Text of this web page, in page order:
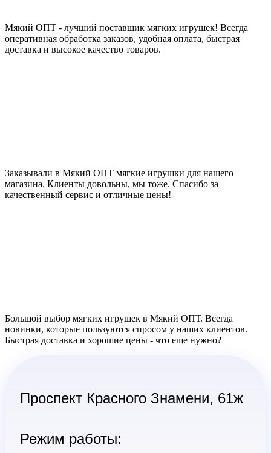
Мякий ОПТ - лучший поставщик мягких игрушек! Всегда
оперативная обработка заказов, удобная оплата, быстрая
доставка и высокое качество товаров.
Заказывали в Мякий ОПТ мягкие игрушки для нашего
магазина. Клиенты довольны, мы тоже. Спасибо за
качественный сервис и отличные цены!
Большой выбор мягких игрушек в Мякий ОПТ. Всегда
новинки, которые пользуются спросом у наших клиентов.
Быстрая доставка и хорошие цены - что еще нужно?
Проспект Красного Знамени, 61ж
Режим работы: